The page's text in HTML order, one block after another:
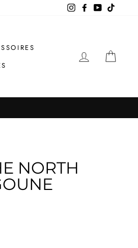
InstagramFacebookYouTube
SE
NORTH